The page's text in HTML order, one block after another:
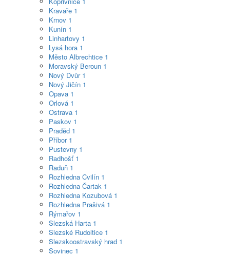
Kravaře 1
Krnov 1
Kunín 1
Linhartovy 1
Lysá hora 1
Město Albrechtice 1
Moravský Beroun 1
Nový Dvůr 1
Nový Jičín 1
Opava 1
Orlová 1
Ostrava 1
Paskov 1
Praděd 1
Příbor 1
Pustevny 1
Radhošť 1
Raduň 1
Rozhledna Cvilín 1
Rozhledna Čartak 1
Rozhledna Kozubová 1
Rozhledna Prašivá 1
Rýmařov 1
Slezská Harta 1
Slezské Rudoltice 1
Slezskoostravský hrad 1
Sovinec 1